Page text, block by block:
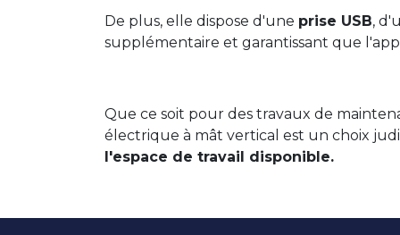
De plus, elle dispose d'une prise USB,
supplémentaire et garantissant que
Que ce soit pour des travaux de
électrique à mât vertical est un choix
l'espace de travail disponible.